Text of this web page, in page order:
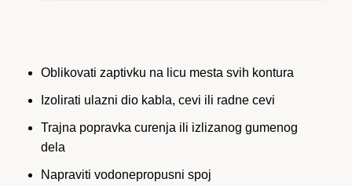
Oblikovati zaptivku na licu mesta svih kontura
Izolirati ulazni dio kabla, cevi ili radne cevi
Trajna popravka curenja ili izlizanog gumenog
dela
Napraviti vodonepropusni spoj